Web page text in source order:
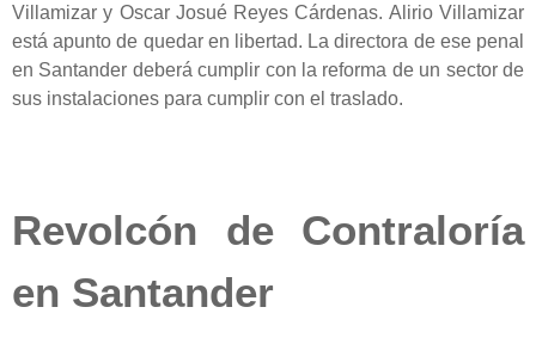
Villamizar y Oscar Josué Reyes Cárdenas. Alirio Villamizar
está apunto de quedar en libertad. La directora de ese penal
en Santander deberá cumplir con la reforma de un sector de
sus instalaciones para cumplir con el traslado.
Revolcón de Contraloría
en Santander